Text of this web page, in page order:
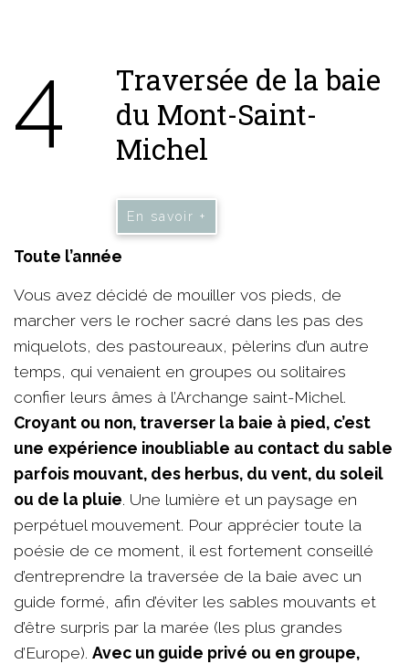
4
Traversée de la baie
du Mont-Saint-
Michel
En savoir +
Toute l’année
Vous avez décidé de mouiller vos pieds, de
marcher vers le rocher sacré dans les pas des
miquelots, des pastoureaux, pèlerins d’un autre
temps, qui venaient en groupes ou solitaires
confier leurs âmes à l’Archange saint-Michel.
Croyant ou non, traverser la baie à pied, c’est
une expérience inoubliable au contact du sable
parfois mouvant, des herbus, du vent, du soleil
ou de la pluie. Une lumière et un paysage en
perpétuel mouvement. Pour apprécier toute la
poésie de ce moment, il est fortement conseillé
d’entreprendre la traversée de la baie avec un
guide formé, afin d’éviter les sables mouvants et
d’être surpris par la marée (les plus grandes
d’Europe). Avec un guide privé ou en groupe,